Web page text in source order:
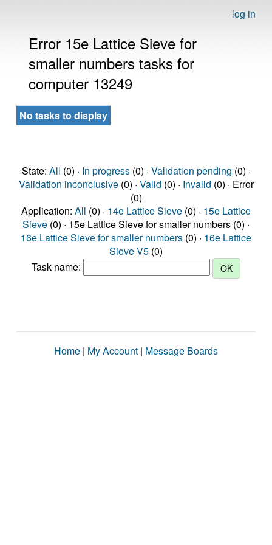
log in
Error 15e Lattice Sieve for
smaller numbers tasks for
computer 13249
No tasks to display
State: All (0) · In progress(0) · Validation pending (0) ·
Validation inconclusive(0) · Valid (0) · Invalid (0) · Error
(0)
Application: All (0) · 14e Lattice Sieve (0) · 15e Lattice
Sieve (0) · 15e Lattice Sieve for smaller numbers (0) ·
16e Lattice Sieve for smaller numbers (0) · 16e Lattice
Sieve V5 (0)
Task name:
Home | My Account | Message Boards